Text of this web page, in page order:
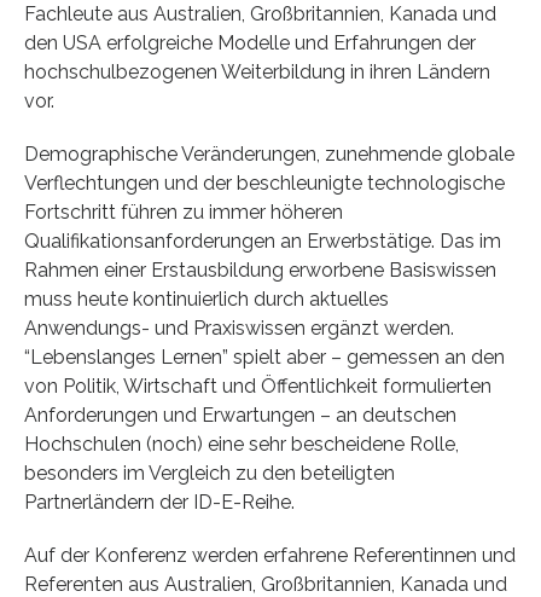
Fachleute aus Australien, Großbritannien, Kanada und
den USA erfolgreiche Modelle und Erfahrungen der
hochschulbezogenen Weiterbildung in ihren Ländern
vor.
Demographische Veränderungen, zunehmende globale
Verflechtungen und der beschleunigte technologische
Fortschritt führen zu immer höheren
Qualifikationsanforderungen an Erwerbstätige. Das im
Rahmen einer Erstausbildung erworbene Basiswissen
muss heute kontinuierlich durch aktuelles
Anwendungs- und Praxiswissen ergänzt werden.
“Lebenslanges Lernen” spielt aber – gemessen an den
von Politik, Wirtschaft und Öffentlichkeit formulierten
Anforderungen und Erwartungen – an deutschen
Hochschulen (noch) eine sehr bescheidene Rolle,
besonders im Vergleich zu den beteiligten
Partnerländern der ID-E-Reihe.
Auf der Konferenz werden erfahrene Referentinnen und
Referenten aus Australien, Großbritannien, Kanada und